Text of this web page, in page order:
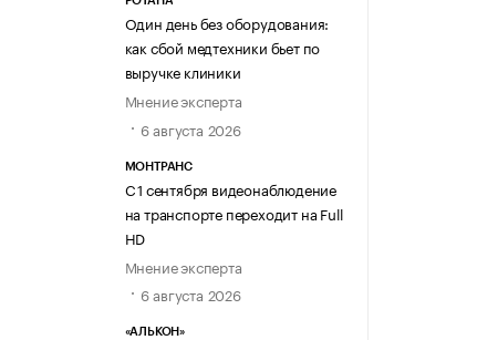
Один день без оборудования:
как сбой медтехники бьет по
выручке клиники
Мнение эксперта
6 августа 2026
МОНТРАНС
С 1 сентября видеонаблюдение
на транспорте переходит на Full
HD
Мнение эксперта
6 августа 2026
«АЛЬКОН»